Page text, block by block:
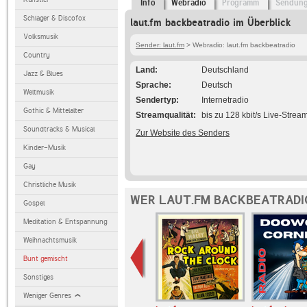
Schlager & Discofox
Volksmusik
Country
Jazz & Blues
Weltmusik
Gothic & Mittelalter
Soundtracks & Musical
Kinder-Musik
Gay
Christliche Musik
Gospel
Meditation & Entspannung
Weihnachtsmusik
Bunt gemischt
Sonstiges
Weniger Genres
Info Webradio Programm
laut.fm backbeatradio im Überblick
Sender: laut.fm > Webradio: laut.fm backbeatradio
Land
Deutschland
Sprache
Deutsch
Sendertyp
Internetradio
Streamqualität
bis zu 128 kbit/s Live-
Zur Website des Senders
WER LAUT.FM